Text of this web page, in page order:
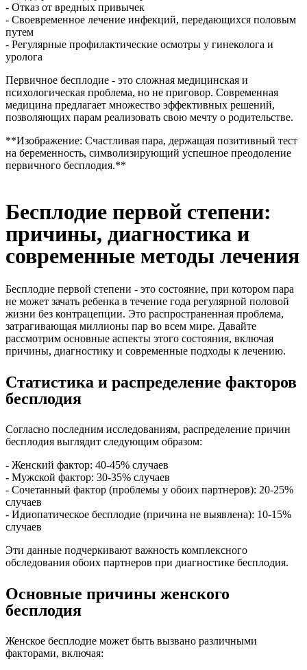
- Отказ от вредных привычек
- Своевременное лечение инфекций, передающихся половым
путем
- Регулярные профилактические осмотры у гинеколога и
уролога
Первичное бесплодие - это сложная медицинская и
психологическая проблема, но не приговор. Современная
медицина предлагает множество эффективных решений,
позволяющих парам реализовать свою мечту о родительстве.
**Изображение: Счастливая пара, держащая позитивный тест
на беременность, символизирующий успешное преодоление
первичного бесплодия.**
Бесплодие первой степени:
причины, диагностика и
современные методы лечения
Бесплодие первой степени - это состояние, при котором пара
не может зачать ребенка в течение года регулярной половой
жизни без контрацепции. Это распространенная проблема,
затрагивающая миллионы пар во всем мире. Давайте
рассмотрим основные аспекты этого состояния, включая
причины, диагностику и современные подходы к лечению.
Статистика и распределение факторов
бесплодия
Согласно последним исследованиям, распределение причин
бесплодия выглядит следующим образом:
- Женский фактор: 40-45% случаев
- Мужской фактор: 30-35% случаев
- Сочетанный фактор (проблемы у обоих партнеров): 20-25%
случаев
- Идиопатическое бесплодие (причина не выявлена): 10-15%
случаев
Эти данные подчеркивают важность комплексного
обследования обоих партнеров при диагностике бесплодия.
Основные причины женского
бесплодия
Женское бесплодие может быть вызвано различными
факторами, включая: